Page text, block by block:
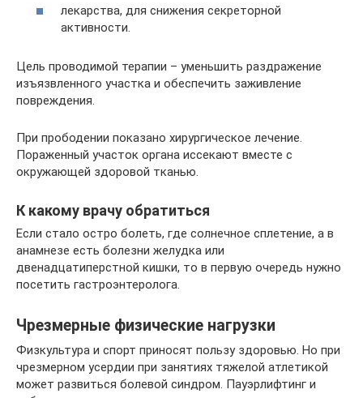
лекарства, для снижения секреторной
активности.
Цель проводимой терапии – уменьшить раздражение
изъязвленного участка и обеспечить заживление
повреждения.
При прободении показано хирургическое лечение.
Пораженный участок органа иссекают вместе с
окружающей здоровой тканью.
К какому врачу обратиться
Если стало остро болеть, где солнечное сплетение, а в
анамнезе есть болезни желудка или
двенадцатиперстной кишки, то в первую очередь нужно
посетить гастроэнтеролога.
Чрезмерные физические нагрузки
Физкультура и спорт приносят пользу здоровью. Но при
чрезмерном усердии при занятиях тяжелой атлетикой
может развиться болевой синдром. Пауэрлифтинг и